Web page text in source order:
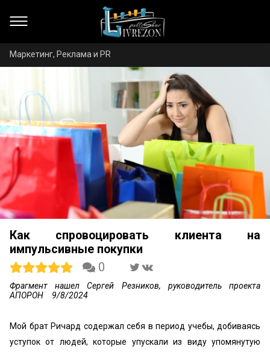
Маркетинг, Реклама и PR
Как спровоцировать клиента на
импульсивные покупки
0
Фрагмент нашел Сергей Резников, руководитель проекта
АПОРОН
9/8/2024
Мой брат Ричард содержал себя в период учебы, добиваясь
уступок от людей, которые упускали из виду упомянутую